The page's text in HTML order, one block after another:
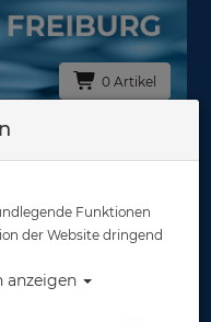
0 Artikel
Funktionen
der Website dringend
anzeigen